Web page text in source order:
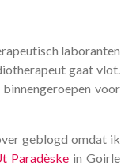
laboranten
gaat vlot.
voor
geblogd omdat ik
Paradèske in Goirle